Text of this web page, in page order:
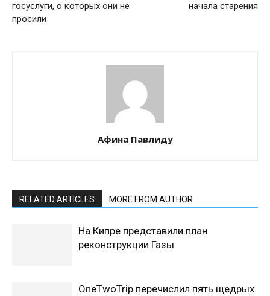
госуслуги, о которых они не
просили
начала старения
Афина Павлиду
RELATED ARTICLES MORE FROM AUTHOR
На Кипре представили план
реконструкции Газы
OneTwoTrip перечислил пять щедрых